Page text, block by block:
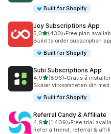
Built for Shopify
Joy Subscriptions App
5,0av 5 stjerner
(430)
Totalt 430 omtaler
•Free plan
Build to order subscription
Built for Shopify
Subi Subscriptions App
4,9av 5 stjerner
(896)
Totalt 896 omtaler
•Gratis å
Skaler virksomheten din
Built for Shopify
Referral Candy & Affiliate
4,9av 5 stjerner
(1 409)
Totalt 1409 omtaler
•Free trial
Refer a friend, referral &